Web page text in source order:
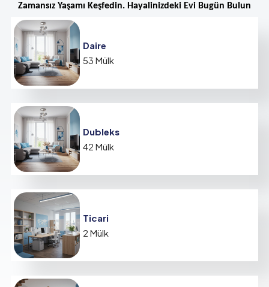
Zamansız Yaşamı Keşfedin. Hayalinizdeki Evi Bugün Bulun
Daire
53 Mülk
Dubleks
42 Mülk
Ticari
2 Mülk